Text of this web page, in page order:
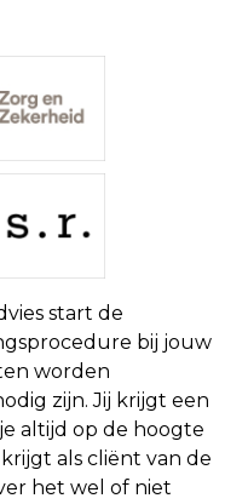
start de
bij jouw
worden
zijn. Jij krijgt een
altijd op de hoogte
als cliënt van de
het wel of niet